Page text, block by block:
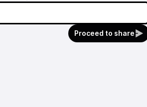
Proceed to share